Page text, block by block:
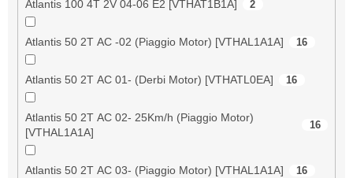
Atlantis 100 4T 2V 04-06 E2 [VTHAT1B1A] 2
Atlantis 50 2T AC -02 (Piaggio Motor) [VTHAL1A1A] 16
Atlantis 50 2T AC 01- (Derbi Motor) [VTHATL0EA] 16
Atlantis 50 2T AC 02- 25Km/h (Piaggio Motor)
[VTHAL1A1A]
16
Atlantis 50 2T AC 03- (Piaggio Motor) [VTHAL1A1A] 16